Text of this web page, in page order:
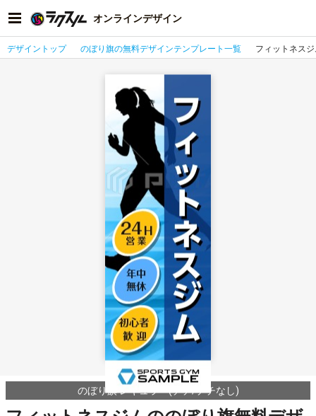
オンラインデザイン
デザイントップ のぼり旗の無料デザインテンプレート一覧 フィットネス
のぼり旗 レギュラー(チチ/チチなし)